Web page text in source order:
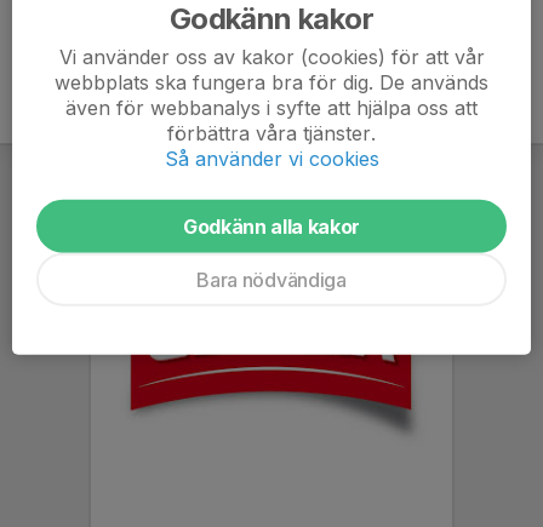
Godkänn kakor
Vi använder oss av kakor (cookies) för att vår
webbplats ska fungera bra för dig. De används
även för webbanalys i syfte att hjälpa oss att
förbättra våra tjänster.
Så använder vi cookies
Godkänn alla kakor
Bara nödvändiga